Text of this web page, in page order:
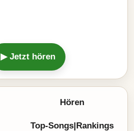
▶ Jetzt hören
Hören
Top-Songs|Rankings